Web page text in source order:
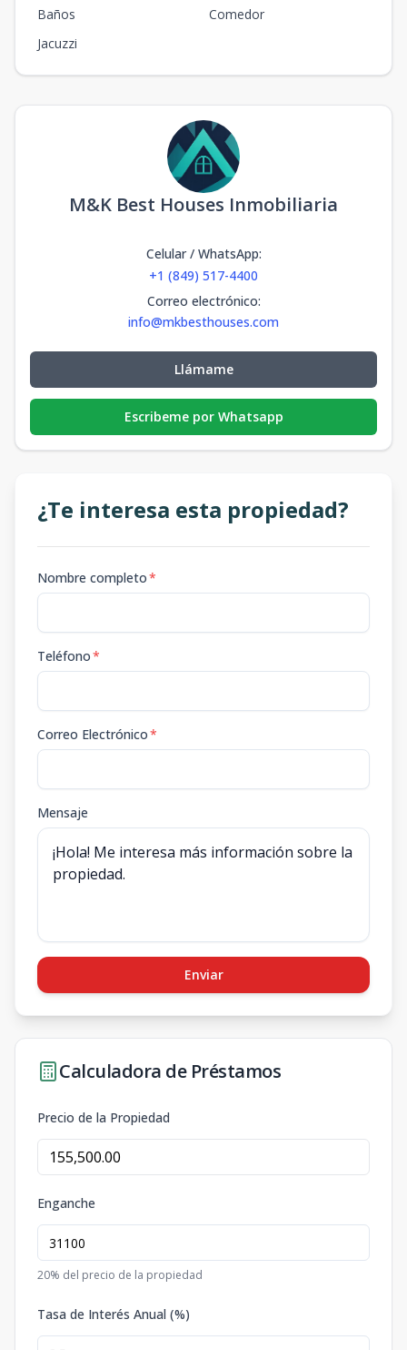
Baños
Comedor
Jacuzzi
M&K Best Houses Inmobiliaria
Celular / WhatsApp:
+1 (849) 517-4400
Correo electrónico:
info@mkbesthouses.com
Llámame
Escribeme por Whatsapp
¿Te interesa esta propiedad?
Nombre completo*
Teléfono*
Correo Electrónico*
Mensaje
Enviar
Calculadora de Préstamos
Precio de la Propiedad
Enganche
20% del precio de la propiedad
Tasa de Interés Anual (%)